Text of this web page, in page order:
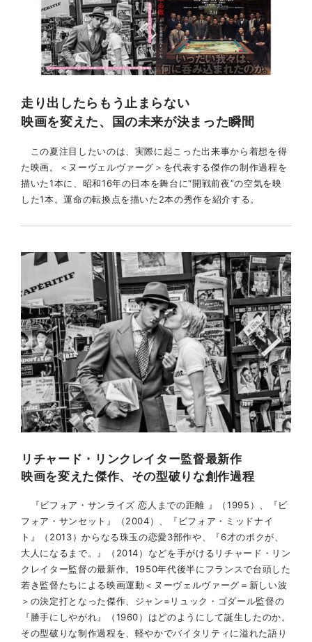
走り出したらもう止まらない
映画を変えた、国の未来が決まった瞬間
この夏注目したいのは、実際に起こった出来事から着想を得
た映画。＜ヌーヴェルヴァーグ＞を代表する傑作の制作過程を
描いた1本に、昭和16年の日本を舞台に“開戦前夜”の空気を映
した1本。運命の転換点を描いた2本の秀作を紹介する。
リチャード・リンクレイター監督最新作
映画を変えた傑作、その型破りな創作過程
『ビフォア・サンライズ 恋人までの距離 』（1995）、『ビ
フォア・サンセット』（2004）、『ビフォア・ミッドナイ
ト』（2013）からなる珠玉の恋愛3部作や、『6才のボクが、
大人になるまで。』（2014）などを手がけるリチャード・リン
クレイター監督の最新作。1950年代後半にフランスで台頭した
若き監督たちによる映画運動＜ヌーヴェルヴァーグ＝新しい波
＞の決定打となった傑作、ジャン=リュック・ゴダール監督の
『勝手にしやがれ』（1960）はどのようにして誕生したのか。
その型破りな制作過程を、軽やかでバイタリティに溢れた語り